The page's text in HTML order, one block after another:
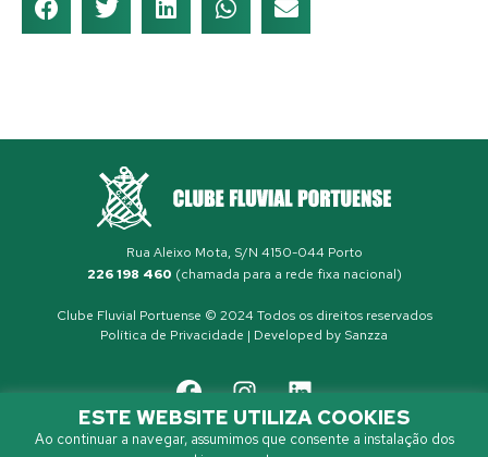
Rua Aleixo Mota, S/N 4150-044 Porto
226 198 460 (chamada para a rede fixa nacional)
Clube Fluvial Portuense © 2024 Todos os direitos reservados
Política de Privacidade | Developed by Sanzza
ESTE WEBSITE UTILIZA COOKIES
Ao continuar a navegar, assumimos que consente a instalação dos